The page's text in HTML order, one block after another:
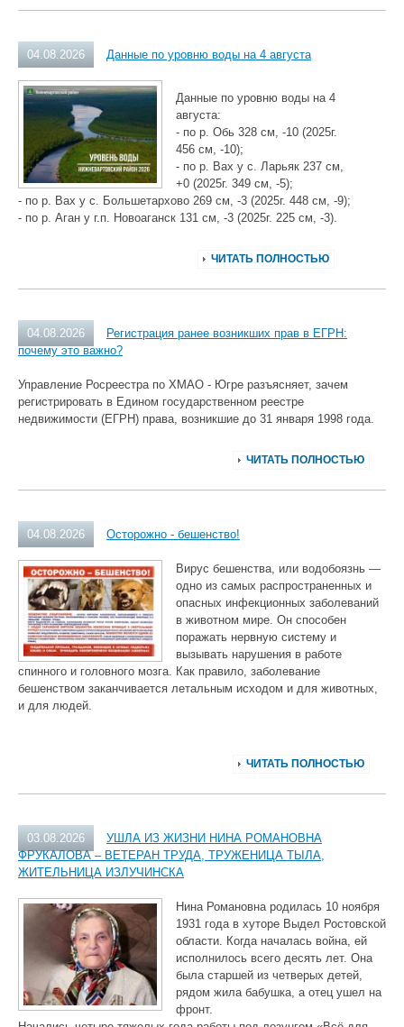
04.08.2026 Данные по уровню воды на 4 августа
Данные по уровню воды на 4
августа:
- по р. Обь 328 см, -10 (2025г.
456 см, -10);
- по р. Вах у с. Ларьяк 237 см,
+0 (2025г. 349 см, -5);
- по р. Вах у с. Большетархово 269 см, -3 (2025г. 448 см, -9);
- по р. Аган у г.п. Новоаганск 131 см, -3 (2025г. 225 см, -3).
ЧИТАТЬ ПОЛНОСТЬЮ
04.08.2026
Регистрация ранее возникших прав в ЕГРН:
почему это важно?
Управление Росреестра по ХМАО - Югре разъясняет, зачем
регистрировать в Едином государственном реестре
недвижимости (ЕГРН) права, возникшие до 31 января 1998 года.
ЧИТАТЬ ПОЛНОСТЬЮ
04.08.2026 Осторожно - бешенство!
Вирус бешенства, или водобоязнь —
одно из самых распространенных и
опасных инфекционных заболеваний
в животном мире. Он способен
поражать нервную систему и
вызывать нарушения в работе
спинного и головного мозга. Как правило, заболевание
бешенством заканчивается летальным исходом и для животных,
и для людей.
ЧИТАТЬ ПОЛНОСТЬЮ
03.08.2026
УШЛА ИЗ ЖИЗНИ НИНА РОМАНОВНА
ФРУКАЛОВА – ВЕТЕРАН ТРУДА, ТРУЖЕНИЦА ТЫЛА,
ЖИТЕЛЬНИЦА ИЗЛУЧИНСКА
Нина Романовна родилась 10 ноября
1931 года в хуторе Выдел Ростовской
области. Когда началась война, ей
исполнилось всего десять лет. Она
была старшей из четверых детей,
рядом жила бабушка, а отец ушел на
фронт.